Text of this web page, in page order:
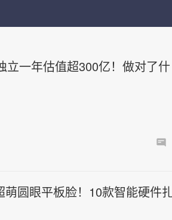
立一年估值超300亿！做对了什
圆眼平板脸！10款智能硬件